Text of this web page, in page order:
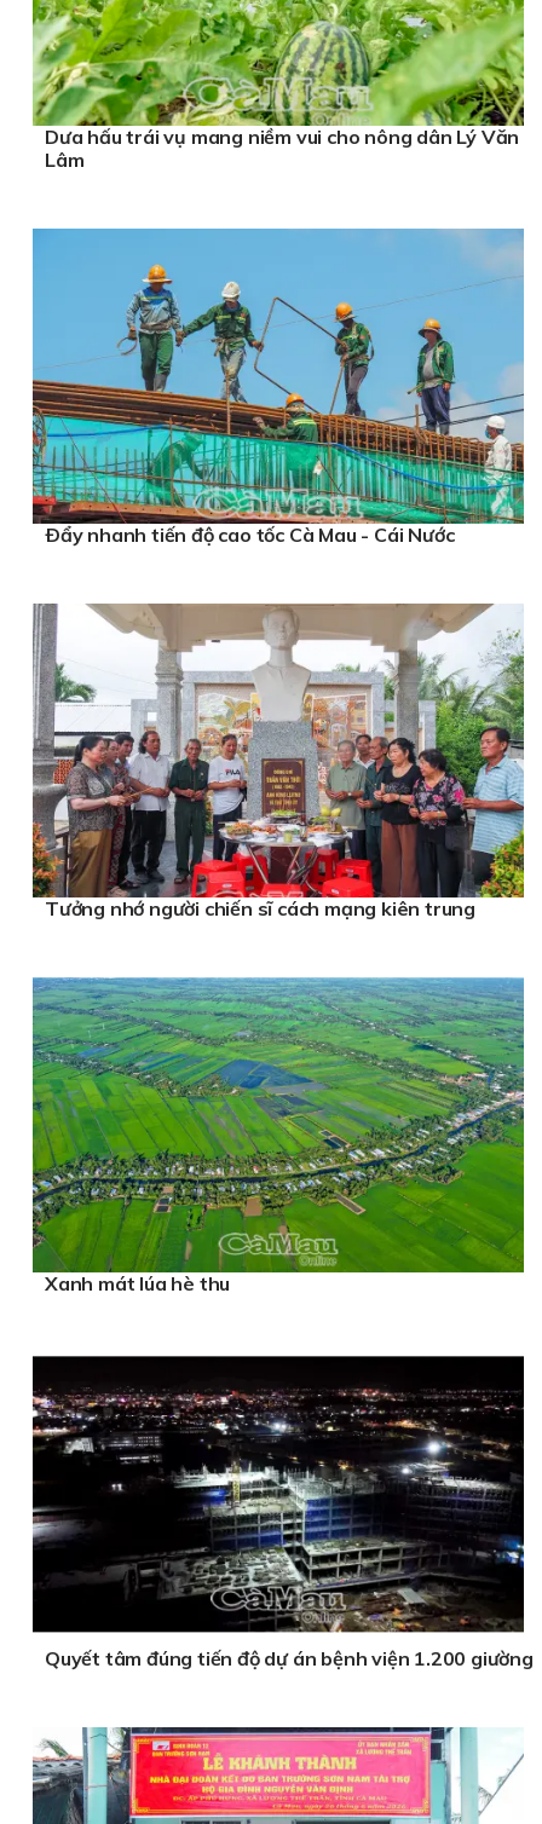
Dưa hấu trái vụ mang niềm vui cho nông dân Lý Văn
Lâm
Ðẩy nhanh tiến độ cao tốc Cà Mau - Cái Nước
Tưởng nhớ người chiến sĩ cách mạng kiên trung
Xanh mát lúa hè thu
Quyết tâm đúng tiến độ dự án bệnh viện 1.200 giường